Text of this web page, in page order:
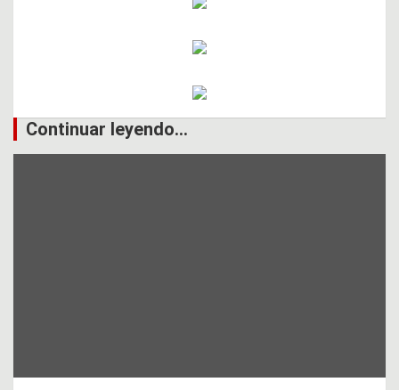
Continuar leyendo...